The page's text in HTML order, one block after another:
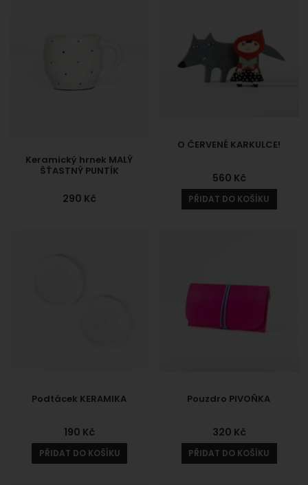
Keramický hrnek MALÝ
ŠŤASTNÝ PUNTÍK
290 Kč
O ČERVENÉ KARKULCE!
560 Kč
PŘIDAT DO KOŠÍKU
Podtácek KERAMIKA
190 Kč
PŘIDAT DO KOŠÍKU
Pouzdro PIVOŇKA
320 Kč
PŘIDAT DO KOŠÍKU